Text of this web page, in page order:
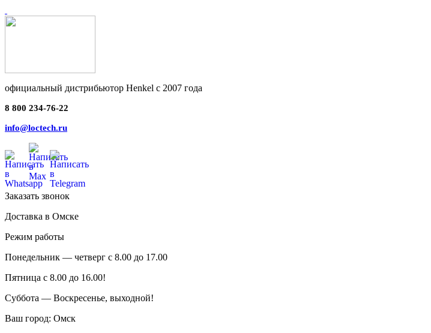
официальный дистрибьютор Henkel с 2007 года
8 800 234-76-22
info@loctech.ru
Заказать звонок
Доставка в Омске
Режим работы
Понедельник — четверг с 8.00 до 17.00
Пятница с 8.00 до 16.00!
Суббота — Воскресенье, выходной!
Ваш город: Омск